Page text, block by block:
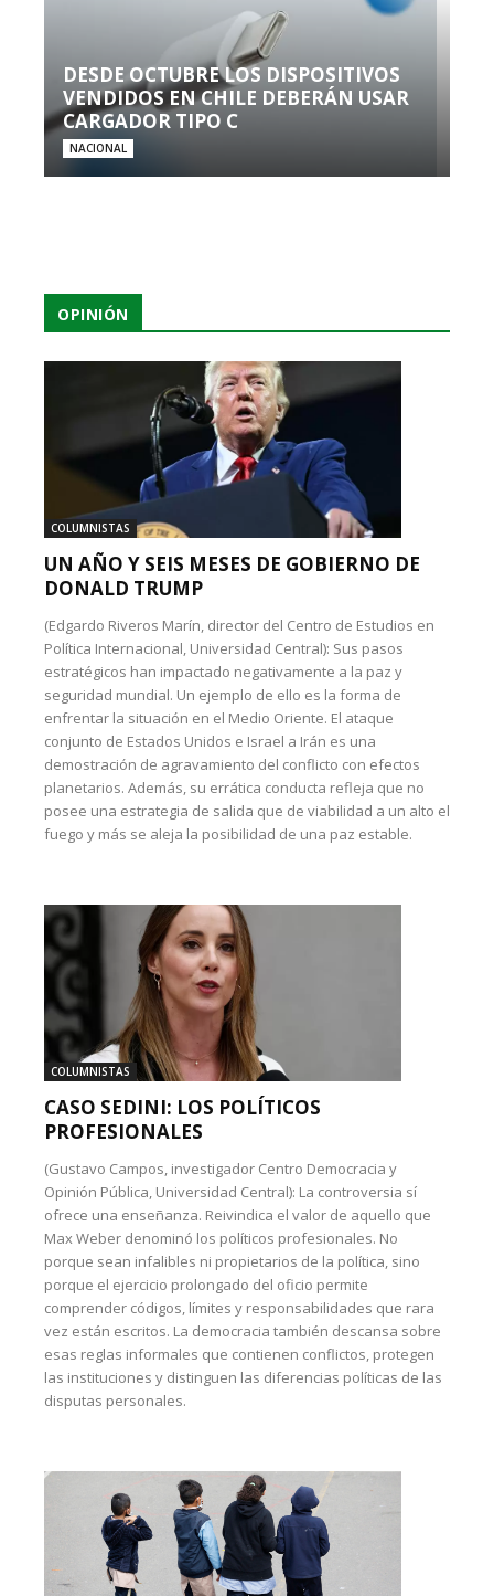
DESDE OCTUBRE LOS DISPOSITIVOS
VENDIDOS EN CHILE DEBERÁN USAR
CARGADOR TIPO C
NACIONAL
OPINIÓN
COLUMNISTAS
UN AÑO Y SEIS MESES DE GOBIERNO DE
DONALD TRUMP
(Edgardo Riveros Marín, director del Centro de Estudios en
Política Internacional, Universidad Central): Sus pasos
estratégicos han impactado negativamente a la paz y
seguridad mundial. Un ejemplo de ello es la forma de
enfrentar la situación en el Medio Oriente. El ataque
conjunto de Estados Unidos e Israel a Irán es una
demostración de agravamiento del conflicto con efectos
planetarios. Además, su errática conducta refleja que no
posee una estrategia de salida que de viabilidad a un alto el
fuego y más se aleja la posibilidad de una paz estable.
COLUMNISTAS
CASO SEDINI: LOS POLÍTICOS
PROFESIONALES
(Gustavo Campos, investigador Centro Democracia y
Opinión Pública, Universidad Central): La controversia sí
ofrece una enseñanza. Reivindica el valor de aquello que
Max Weber denominó los políticos profesionales. No
porque sean infalibles ni propietarios de la política, sino
porque el ejercicio prolongado del oficio permite
comprender códigos, límites y responsabilidades que rara
vez están escritos. La democracia también descansa sobre
esas reglas informales que contienen conflictos, protegen
las instituciones y distinguen las diferencias políticas de las
disputas personales.